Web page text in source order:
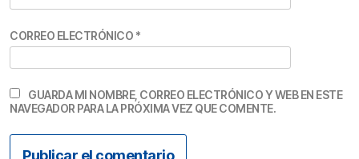
CORREO ELECTRÓNICO *
GUARDA MI NOMBRE, CORREO ELECTRÓNICO Y WEB EN ESTE
NAVEGADOR PARA LA PRÓXIMA VEZ QUE COMENTE.